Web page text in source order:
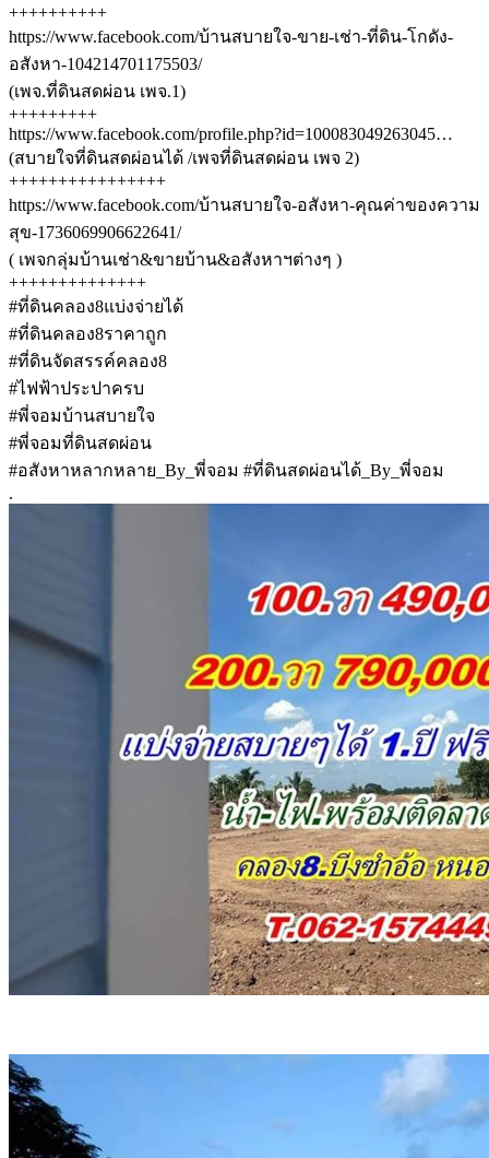
++++++++++
https://www.facebook.com/บ้านสบายใจ-ขาย-เช่า-ที่ดิน-โกดัง-
อสังหา-104214701175503/
(เพจ.ที่ดินสดผ่อน เพจ.1)
+++++++++
https://www.facebook.com/profile.php?id=100083049263045…
(สบายใจที่ดินสดผ่อนได้ /เพจที่ดินสดผ่อน เพจ 2)
++++++++++++++++
https://www.facebook.com/บ้านสบายใจ-อสังหา-คุณค่าของความ
สุข-1736069906622641/
( เพจกลุ่มบ้านเช่า&ขายบ้าน&อสังหาฯต่างๆ )
++++++++++++++
#ที่ดินคลอง8แบ่งจ่ายได้
#ที่ดินคลอง8ราคาถูก
#ที่ดินจัดสรรค์คลอง8
#ไฟฟ้าประปาครบ
#พี่จอมบ้านสบายใจ
#พี่จอมที่ดินสดผ่อน
#อสังหาหลากหลาย_By_พี่จอม #ที่ดินสดผ่อนได้_By_พี่จอม
.